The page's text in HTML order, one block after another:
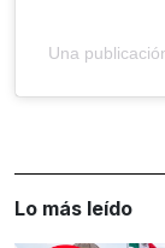
Una
Lo más leído